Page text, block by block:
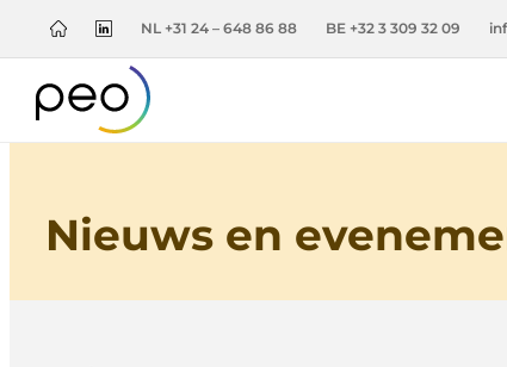
NL +31 24 – 648 86 88 BE +32 3 309 32 09
Nieuws en